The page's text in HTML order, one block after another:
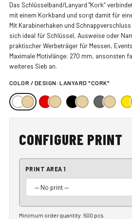
Das Schlüsselband/Lanyard "Kork“
mit einem Korkband und sorgt damit für
Mit Karabinerhaken und
sich ideal für Schlüssel, Ausweise oder
praktischer Werbeträger für Messen,
Maximale Motivlänge: 270 mm, ansonsten
weiteres Sieb an.
COLOR / DESIGN:LANYARD "CORK"
CONFIGURE PRINT
PRINT AREA 1
Minimum order quantity: 500 pcs.